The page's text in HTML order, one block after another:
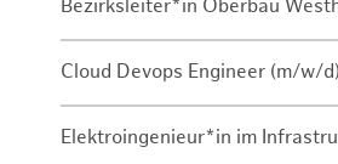
Bezirksleiter*in Oberbau
Cloud Devops Engineer (m/w/d)
Elektroingenieur*in im